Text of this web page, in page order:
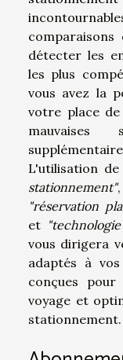
détecter les
les plus
vous avez la
votre place
L'utilisation
stationnement"
"réservation
et
vous dirigera
adaptés à
conçues
voyage et
stationnement.